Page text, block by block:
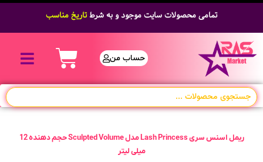
تمامی محصولات سایت موجود و به شرطتاریخ مناسب
حساب من
ریمل اسنس سری Lash Princess مدل Sculpted Volume حجم دهنده 12
میلی لیتر